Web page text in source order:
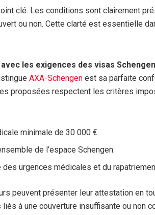
clé. Les conditions sont clairement
ou non. Cette clarté est essentielle
les exigences des visas Schengen
AXA-Schengen est sa parfaite
proposées respectent les critères
minimale de 30 000 €.
de l’espace Schengen.
des urgences médicales et du
peuvent présenter leur attestation en
à une couverture insuffisante ou non